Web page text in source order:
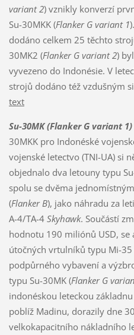
variant 2) vznikly konverzí
Su-30MKK (Flanker G variant 1
dodáno celkem 25 těchto
30MK2 (Flanker G variant 2)
vyvezeno do Indonésie. V
strojů dodáno též vzdušným
text
Su-30MK(Flanker G variant 1)
30MKK pro Indonéské
vojenské letectvo (TNI-UA) si
objednalo dva letouny typu
spolu se dvěma
(Flanker B), jako náhradu za
A-4/TA-4 Skyhawk. Součástí
hodnotu 190 miliónů USD, se
útočných vrtulníků typu Mi-35
podpůrného vybavení a
typu Su-30MK (Flanker G
indonéskou leteckou
poblíž Madinu, dorazily dne
velkokapacitního nákladního